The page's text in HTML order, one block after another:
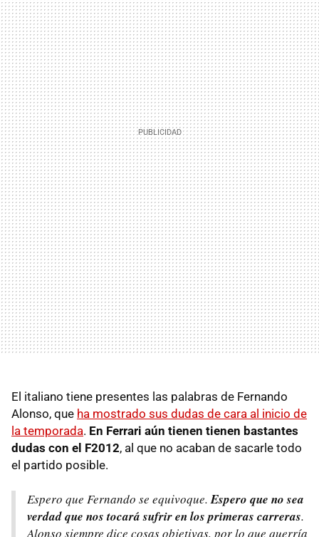
El italiano tiene presentes las palabras de Fernando
Alonso, que ha mostrado sus dudas de cara al inicio de
la temporada. En Ferrari aún tienen tienen bastantes
dudas con el F2012, al que no acaban de sacarle todo
el partido posible.
Espero que Fernando se equivoque.Espero que no sea
verdad que nos tocará sufrir en los primeras carreras.
Alonso siempre dice cosas objetivas, por lo que querría